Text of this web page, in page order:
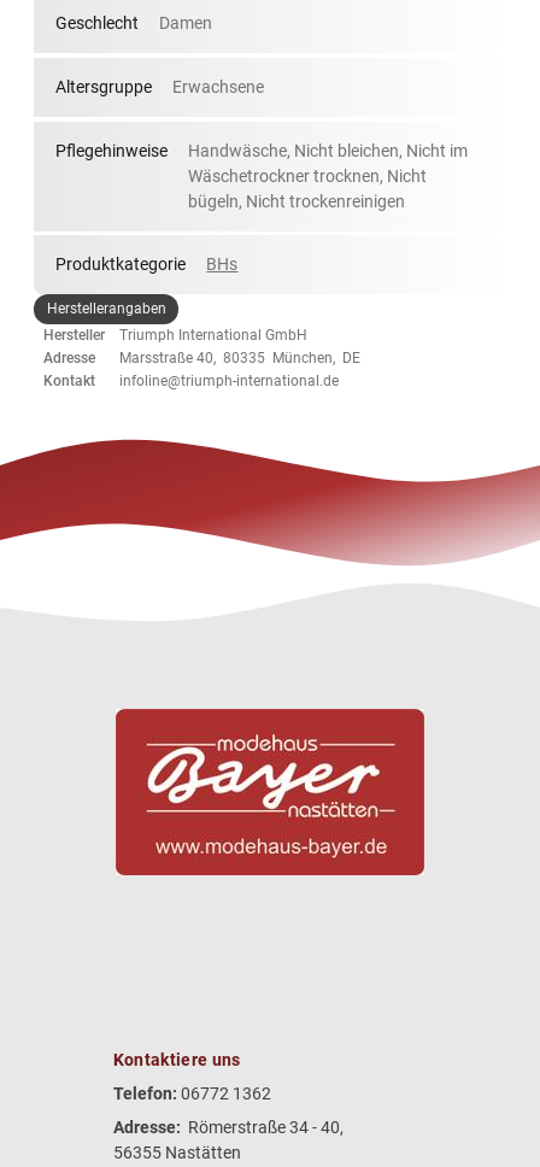
Geschlecht Damen
Altersgruppe Erwachsene
Pflegehinweise
Handwäsche, Nicht bleichen, Nicht im
Wäschetrockner trocknen, Nicht
bügeln, Nicht trockenreinigen
Produktkategorie BHs
Herstellerangaben
Hersteller
Triumph International GmbH
Adresse
Marsstraße 40, 80335 München, DE
Kontakt
infoline@triumph-international.de
Kontaktiere uns
Telefon: 06772 1362
Adresse: Römerstraße 34 - 40,
56355 Nastätten